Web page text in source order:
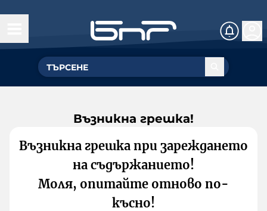
Възникна грешка!
Възникна грешка при зареждането
на съдържанието!
Моля, опитайте отново по-
късно!